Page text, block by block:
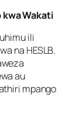
Wakati
ili
na HESLB.
au
mpango